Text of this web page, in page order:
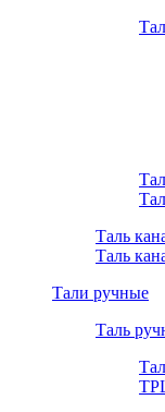
Таль
Таль
Тали ручные
Таль